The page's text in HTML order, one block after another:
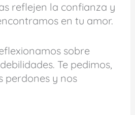
reflejen la confianza y
en tu amor.
sobre
Te pedimos,
perdones y nos